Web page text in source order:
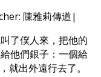
陳雅莉傳道|
了僕人來，把他的
他們銀子：一個給
就出外遠行去了。